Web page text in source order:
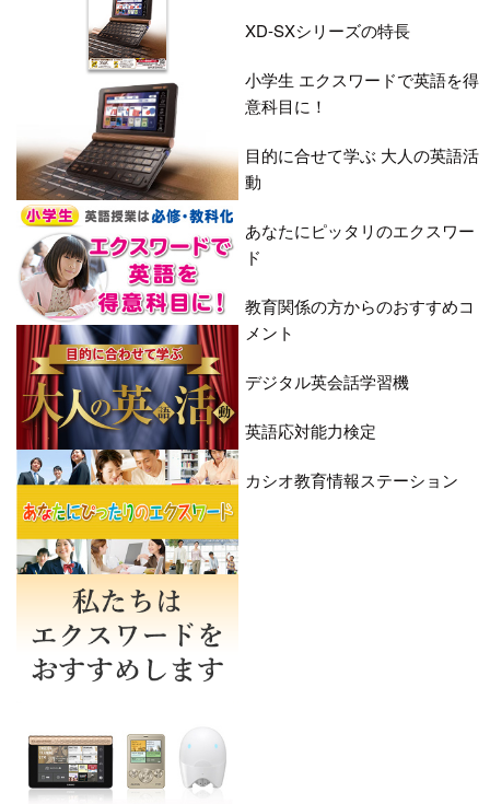
XD-SXシリーズの特長
小学生 エクスワードで英語を得
意科目に！
目的に合せて学ぶ 大人の英語活
動
あなたにピッタリのエクスワー
ド
教育関係の方からのおすすめコ
メント
デジタル英会話学習機
英語応対能力検定
カシオ教育情報ステーション